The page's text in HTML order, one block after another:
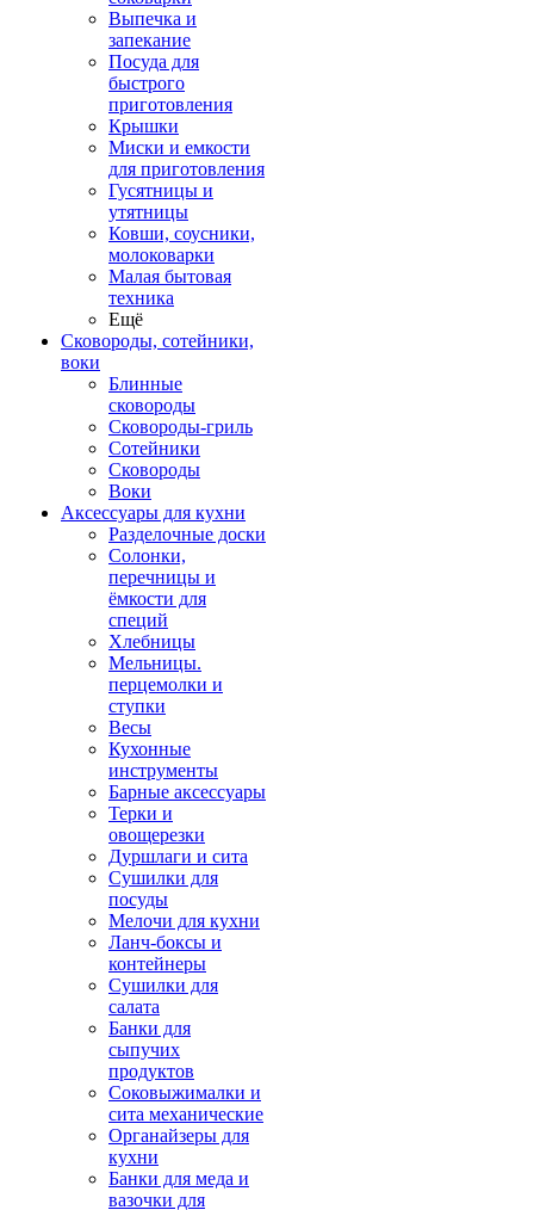
Выпечка и
запекание
Посуда для
быстрого
приготовления
Крышки
Миски и емкости
для приготовления
Гусятницы и
утятницы
Ковши, соусники,
молоковарки
Малая бытовая
техника
Ещё
Сковороды, сотейники,
воки
Блинные
сковороды
Сковороды-гриль
Сотейники
Сковороды
Воки
Аксессуары для кухни
Разделочные доски
Солонки,
перечницы и
ёмкости для
специй
Хлебницы
Мельницы.
перцемолки и
ступки
Весы
Кухонные
инструменты
Барные аксессуары
Терки и
овощерезки
Дуршлаги и сита
Сушилки для
посуды
Мелочи для кухни
Ланч-боксы и
контейнеры
Сушилки для
салата
Банки для
сыпучих
продуктов
Соковыжималки и
сита механические
Органайзеры для
кухни
Банки для меда и
вазочки для